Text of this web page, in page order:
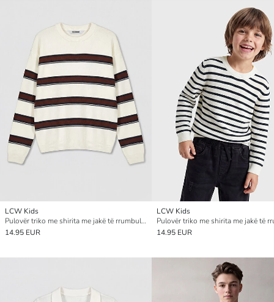
LCW Kids
Pulovër triko me shirita me jakë të rrumbullakët për djem
14.95 EUR
LCW Kids
14.95 EUR